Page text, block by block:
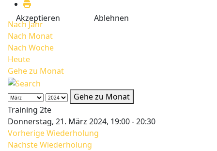
Nach Jahr
Nach Monat
Nach Woche
Heute
Gehe zu Monat
Gehe zu Monat
Training 2te
Donnerstag, 21. März 2024, 19:00 - 20:30
Vorherige Wiederholung
Nächste Wiederholung
Akzeptieren Ablehnen